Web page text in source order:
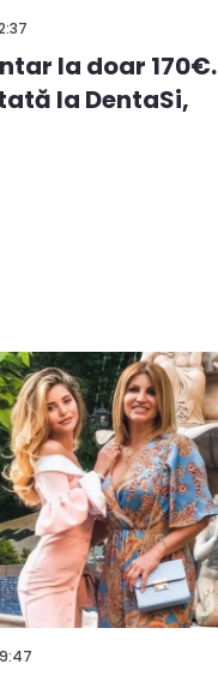
la doar 170€.
la DentaSi,